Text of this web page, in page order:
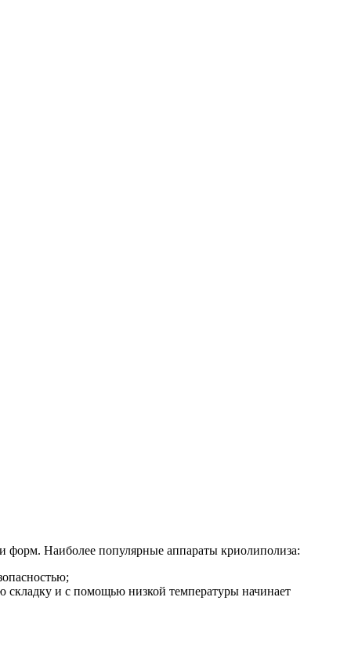
форм. Наиболее популярные аппараты криолиполиза:
складку и с помощью низкой температуры начинает